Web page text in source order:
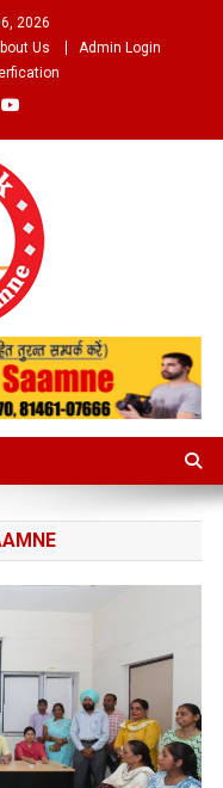
2026
Us
Admin Login